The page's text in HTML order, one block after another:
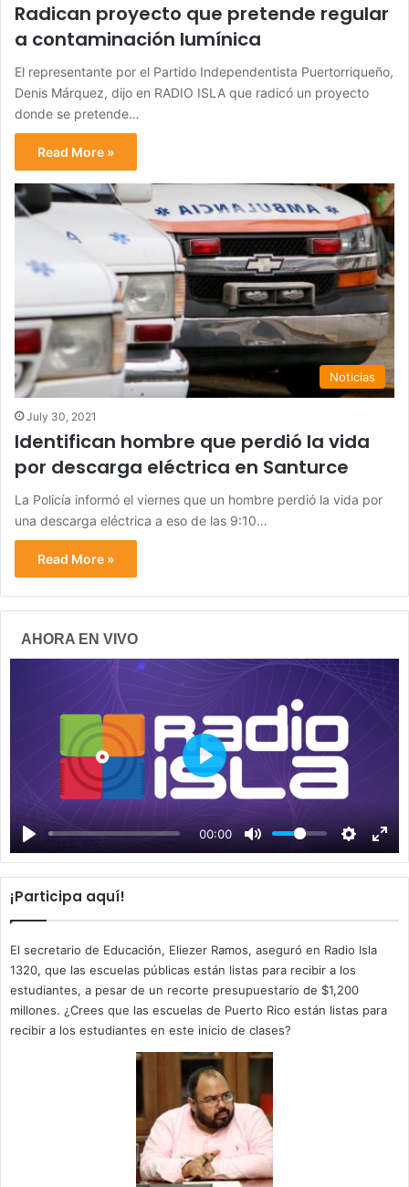
Radican proyecto que pretende regular
a contaminación lumínica
El representante por el Partido Independentista Puertorriqueño,
Denis Márquez, dijo en RADIO ISLA que radicó un proyecto
donde se pretende…
Read More »
Noticias
July 30, 2021
Identifican hombre que perdió la vida
por descarga eléctrica en Santurce
La Policía informó el viernes que un hombre perdió la vida por
una descarga eléctrica a eso de las 9:10…
Read More »
AHORA EN VIVO
00:00
P
a
y
¡Participa aquí!
El secretario de Educación, Eliezer Ramos, aseguró en Radio Isla
1320, que las escuelas públicas están listas para recibir a los
estudiantes, a pesar de un recorte presupuestario de $1,200
millones. ¿Crees que las escuelas de Puerto Rico están listas para
recibir a los estudiantes en este inicio de clases?